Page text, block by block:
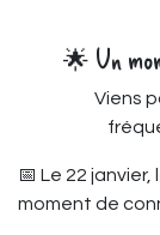
🌟 Un
Viens
📅 Le 22
moment de